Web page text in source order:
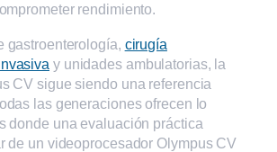
rendimiento.
gastroenterología, cirugía
y unidades ambulatorias, la
CV sigue siendo una referencia
las generaciones ofrecen lo
donde una evaluación práctica
de un videoprocesador Olympus CV